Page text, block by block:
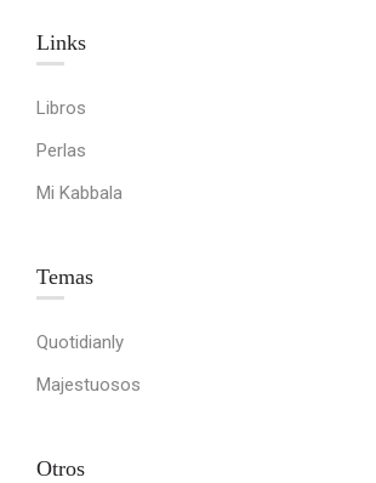
Links​
Libros
Perlas
Mi Kabbala
Temas
Quotidianly
Majestuosos
Otros